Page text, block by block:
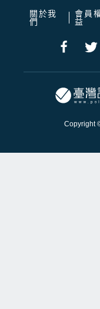
關於我
們
會員
益
Copyright